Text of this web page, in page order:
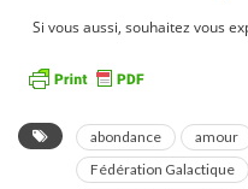
Si vous aussi, souhaitez vous
abondance amour
Fédération Galactique